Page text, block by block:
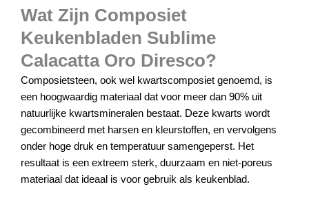
Wat Zijn Composiet
Keukenbladen Sublime
Calacatta Oro Diresco?
Composietsteen, ook wel kwartscomposiet genoemd, is
een hoogwaardig materiaal dat voor meer dan 90% uit
natuurlijke kwartsmineralen bestaat. Deze kwarts wordt
gecombineerd met harsen en kleurstoffen, en vervolgens
onder hoge druk en temperatuur samengeperst. Het
resultaat is een extreem sterk, duurzaam en niet-poreus
materiaal dat ideaal is voor gebruik als keukenblad.